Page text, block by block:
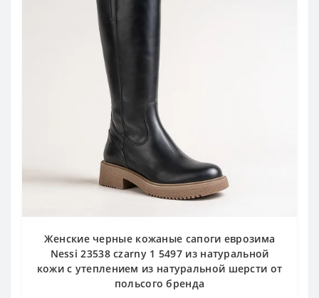
Женские черные кожаные сапоги еврозима
Nessi 23538 czarny 1 5497 из натуральной
кожи с утеплением из натуральной шерсти от
польсого бренда